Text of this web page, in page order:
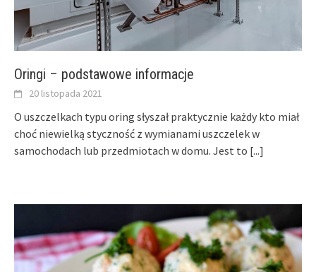
Oringi – podstawowe informacje
20 listopada 2021
O uszczelkach typu oring słyszał praktycznie każdy kto miał
choć niewielką styczność z wymianami uszczelek w
samochodach lub przedmiotach w domu. Jest to [...]